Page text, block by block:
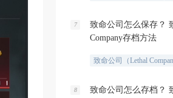
7
致命公司怎么保存？
Company存档方法
致命公司（Lethal
8
致命公司怎么存档？